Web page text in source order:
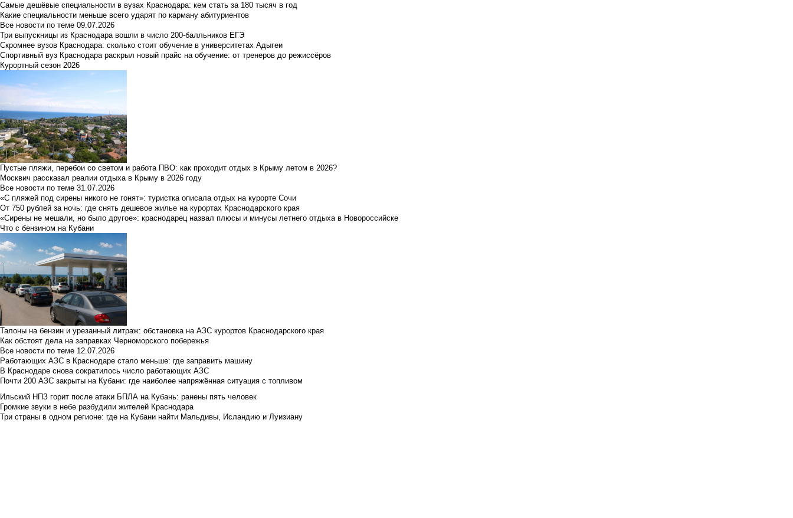
Самые дешёвые специальности в вузах Краснодара: кем стать за 180 тысяч в год
Какие специальности меньше всего ударят по карману абитуриентов
Все новости по теме 09.07.2026
Три выпускницы из Краснодара вошли в число 200-балльников ЕГЭ
Скромнее вузов Краснодара: сколько стоит обучение в университетах Адыгеи
Спортивный вуз Краснодара раскрыл новый прайс на обучение: от тренеров до режиссёров
Курортный сезон 2026
Пустые пляжи, перебои со светом и работа ПВО: как проходит отдых в Крыму летом в 2026?
Москвич рассказал реалии отдыха в Крыму в 2026 году
Все новости по теме 31.07.2026
«С пляжей под сирены никого не гонят»: туристка описала отдых на курорте Сочи
От 750 рублей за ночь: где снять дешевое жилье на курортах Краснодарского края
«Сирены не мешали, но было другое»: краснодарец назвал плюсы и минусы летнего отдыха в Новороссийске
Что с бензином на Кубани
Талоны на бензин и урезанный литраж: обстановка на АЗС курортов Краснодарского края
Как обстоят дела на заправках Черноморского побережья
Все новости по теме 12.07.2026
Работающих АЗС в Краснодаре стало меньше: где заправить машину
В Краснодаре снова сократилось число работающих АЗС
Почти 200 АЗС закрыты на Кубани: где наиболее напряжённая ситуация с топливом
Ильский НПЗ горит после атаки БПЛА на Кубань: ранены пять человек
Громкие звуки в небе разбудили жителей Краснодара
Три страны в одном регионе: где на Кубани найти Мальдивы, Исландию и Луизиану